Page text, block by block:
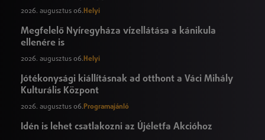
2026. augusztus 06. Helyi
Megfelelő Nyíregyháza vízellátása a kánikula
ellenére is
2026. augusztus 06. Helyi
Jótékonysági kiállításnak ad otthont a Váci Mihály
Kulturális Központ
2026. augusztus 06. Programajánló
Idén is lehet csatlakozni az Újéletfa Akcióhoz